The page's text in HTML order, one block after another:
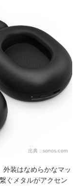
出典： sonos.com
外装はなめらかなマッ
ぐメタルがアクセン